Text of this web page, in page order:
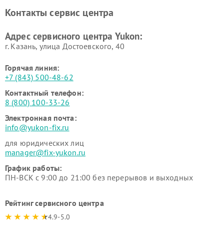
Контакты сервис центра
Адрес сервисного центра Yukon:
г. Казань, улица Достоевского, 40
Горячая линия:
+7 (843) 500-48-62
Контактный телефон:
8 (800) 100-33-26
Электронная почта:
info@yukon-fix.ru
для юридических лиц
manager@fix-yukon.ru
График работы:
ПН-ВСК с 9:00 до 21:00 без перерывов и выходных
Рейтинг сервисного центра
4.9-5.0